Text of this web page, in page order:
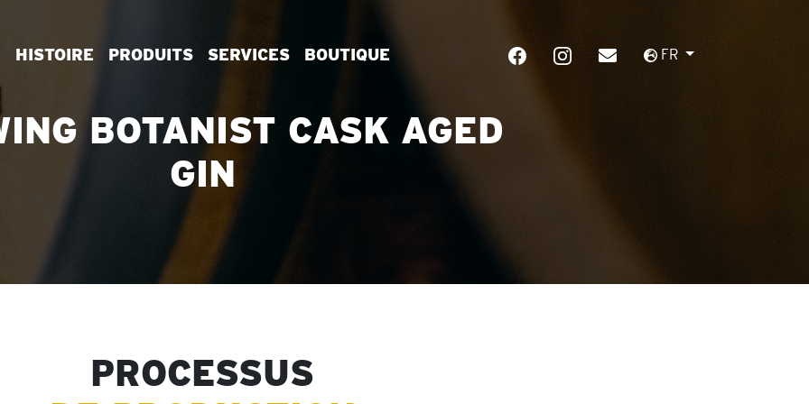
HISTOIRE PRODUITS SERVICES BOUTIQUE FR
BOTANIST CASK AGED
GIN
PROCESSUS